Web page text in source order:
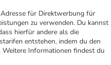
für Direktwerbung für
zu verwenden. Du kannst
hierfür andere als die
entstehen, indem du den
Informationen findest du